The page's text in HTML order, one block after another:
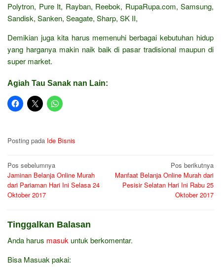
Polytron, Pure It, Rayban, Reebok, RupaRupa.com, Samsung,
Sandisk, Sanken, Seagate, Sharp, SK II,
Demikian juga kita harus memenuhi berbagai kebutuhan hidup
yang harganya makin naik baik di pasar tradisional maupun di
super market.
Agiah Tau Sanak nan Lain:
Posting pada Ide Bisnis
Navigasi
pos
Pos sebelumnya
Jaminan Belanja Online Murah
dari Pariaman Hari Ini Selasa 24
Oktober 2017
Pos berikutnya
Manfaat Belanja Online Murah dari
Pesisir Selatan Hari Ini Rabu 25
Oktober 2017
Tinggalkan Balasan
Anda harus masuk untuk berkomentar.
Bisa Masuak pakai: